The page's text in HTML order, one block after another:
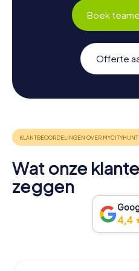
Boek
Offerte
Wat onze
zeggen
4,4